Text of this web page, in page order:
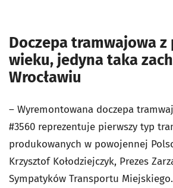
Doczepa tramwajowa z
wieku, jedyna taka
Wrocławiu
– Wyremontowana doczepa
#3560 reprezentuje pierwszy typ
produkowanych w powojennej
Krzysztof Kołodziejczyk, Prezes
Sympatyków Transportu Miejskiego.